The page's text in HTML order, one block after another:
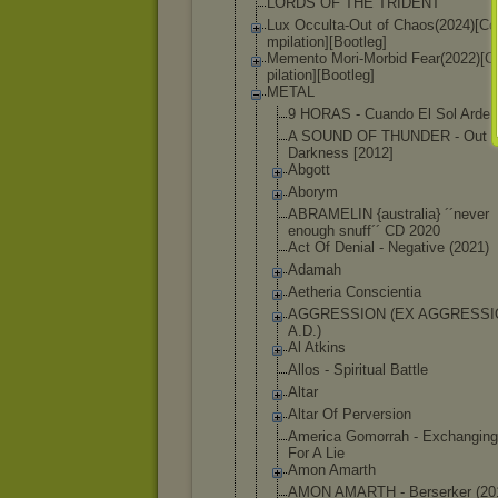
Lux Occulta-Out of Chaos(2024)[Co
mpilation][Bootleg]
Memento Mori-Morbid
pilation][Boot leg]
METAL
9 HORAS - Cuando El Sol Arde
A SOUND OF THUNDER - Out
Darkness [2012]
Abgott
Aborym
ABRAMELIN {australia} ´´never
enough snuff´´ CD 2020
Act Of Denial - Negative (2021)
Adamah
Aetheria Conscientia
AGGRESSION (EX
A.D.)
Al Atkins
Allos - Spiritual Battle
Altar
Altar Of Perversion
America Gomorrah -
For A Lie
Amon Amarth
AMON AMARTH - Berserker